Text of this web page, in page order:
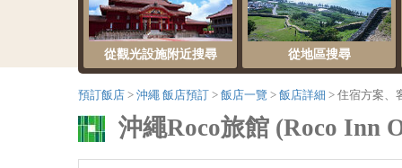
從觀光設施附近搜尋 從地區搜尋
預訂飯店 沖繩 飯店預訂 飯店一覽 飯店詳細 住宿方案、
沖繩Roco旅館 (Roco Inn